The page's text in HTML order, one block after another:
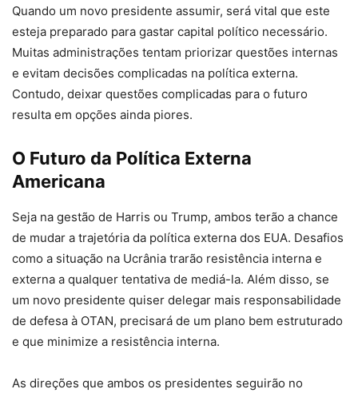
Quando um novo presidente assumir, será vital que este
esteja preparado para gastar capital político necessário.
Muitas administrações tentam priorizar questões internas
e evitam decisões complicadas na política externa.
Contudo, deixar questões complicadas para o futuro
resulta em opções ainda piores.
O Futuro da Política Externa
Americana
Seja na gestão de Harris ou Trump, ambos terão a chance
de mudar a trajetória da política externa dos EUA. Desafios
como a situação na Ucrânia trarão resistência interna e
externa a qualquer tentativa de mediá-la. Além disso, se
um novo presidente quiser delegar mais responsabilidade
de defesa à OTAN, precisará de um plano bem estruturado
e que minimize a resistência interna.
As direções que ambos os presidentes seguirão no